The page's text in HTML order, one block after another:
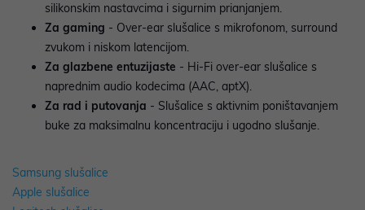
silikonskim nastavcima i sigurnim prianjanjem.
Za gaming - Over-ear slušalice s mikrofonom, surround
zvukom i niskom latencijom.
Za glazbene entuzijaste - Hi-Fi over-ear slušalice s
naprednim audio kodecima (AAC, aptX).
Za rad i putovanja - Slušalice s aktivnim poništavanjem
buke za maksimalnu koncentraciju i ugodno slušanje.
Samsung slušalice
Apple slušalice